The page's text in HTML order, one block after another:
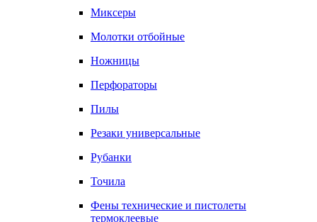
Миксеры
Молотки отбойные
Ножницы
Перфораторы
Пилы
Резаки универсальные
Рубанки
Точила
Фены технические и пистолеты
термоклеевые